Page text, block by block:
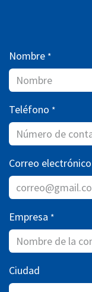
Nombre *
Teléfono *
Correo electrónico
Empresa *
Ciudad